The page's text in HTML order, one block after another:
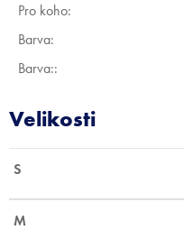
Pro koho:
Barva:
Barva::
S
M